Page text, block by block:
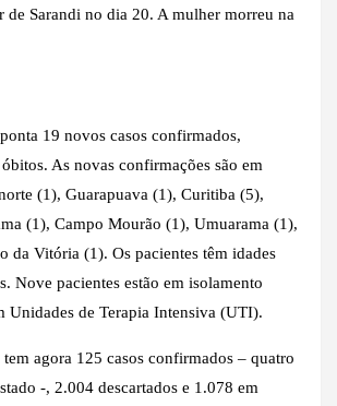
de Sarandi no dia 20. A mulher morreu na
19 novos casos confirmados,
As novas confirmações são em
(1), Guarapuava (1), Curitiba (5),
(1), Campo Mourão (1), Umuarama (1),
da Vitória (1). Os pacientes têm idades
Nove pacientes estão em isolamento
Unidades de Terapia Intensiva (UTI).
agora 125 casos confirmados – quatro
-, 2.004 descartados e 1.078 em